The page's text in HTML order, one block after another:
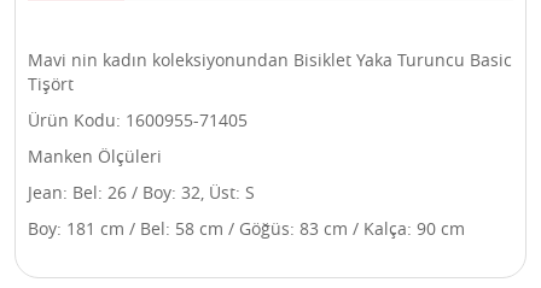
Mavi nin kadın koleksiyonundan Bisiklet Yaka Turuncu Basic
Tişört
Ürün Kodu: 1600955-71405
Manken Ölçüleri
Jean: Bel: 26 / Boy: 32, Üst: S
Boy: 181 cm / Bel: 58 cm / Göğüs: 83 cm / Kalça: 90 cm